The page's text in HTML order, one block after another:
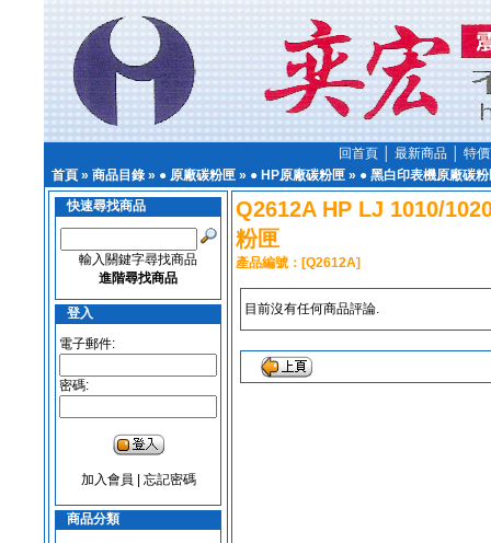
回首頁│ 最新商品│ 特
首頁 » 商品目錄» ● 原廠碳粉匣 » ● HP原廠碳粉匣 » ● 黑白印表機原廠碳
快速尋找商品
輸入關鍵字尋找商品
進階尋找商品
登入
電子郵件:
密碼:
加入會員 忘記密碼
商品分類
Q2612A HP LJ 1010/
粉匣
產品編號：[Q2612A]
目前沒有任何商品評論.